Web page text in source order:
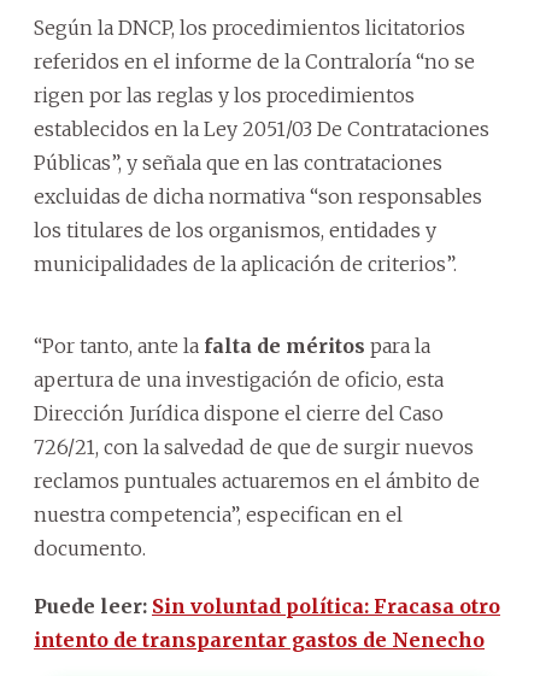
Según la DNCP, los procedimientos licitatorios
referidos en el informe de la Contraloría “no se
rigen por las reglas y los procedimientos
establecidos en la Ley 2051/03 De Contrataciones
Públicas”, y señala que en las contrataciones
excluidas de dicha normativa “son responsables
los titulares de los organismos, entidades y
municipalidades de la aplicación de criterios”.
“Por tanto, ante la falta de méritos para la
apertura de una investigación de oficio, esta
Dirección Jurídica dispone el cierre del Caso
726/21, con la salvedad de que de surgir nuevos
reclamos puntuales actuaremos en el ámbito de
nuestra competencia”, especifican en el
documento.
Puede leer: Sin voluntad política: Fracasa otro
intento de transparentar gastos de Nenecho